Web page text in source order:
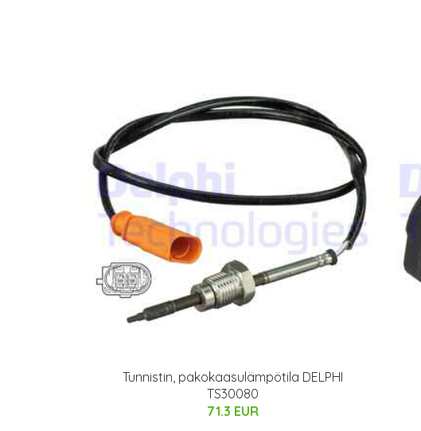
Tunnistin, pakokaasulämpötila DELPHI
TS30080
71.3 EUR